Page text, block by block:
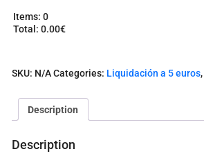
Items: 0
Total : 0.00€
e
o
SKU: N/ACategories: Liquidación a 5 euros,
Description
Description